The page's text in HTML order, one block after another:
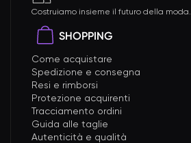
Costruiamo insieme il futuro della moda.
SHOPPING
Come acquistare
Spedizione e consegna
Resi e rimborsi
Protezione acquirenti
Tracciamento ordini
Guida alle taglie
Autenticità e qualità